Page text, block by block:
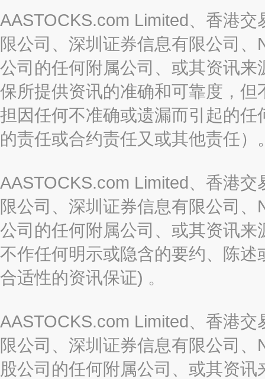
AASTOCKS.com Limited、香港
限公司、深圳证券信息有限公司
公司的任何附属公司、或其资讯
保所提供资讯的准确和可靠度，
担因任何不准确或遗漏而引起的
的责任或合约责任又或其他责任）
AASTOCKS.com Limited、香港
限公司、深圳证券信息有限公司
公司的任何附属公司、或其资讯
不作任何明示或隐含的要约、陈
合适性的资讯保证) 。
AASTOCKS.com Limited、香港
限公司、深圳证券信息有限公司
股公司的任何附属公司、或其资